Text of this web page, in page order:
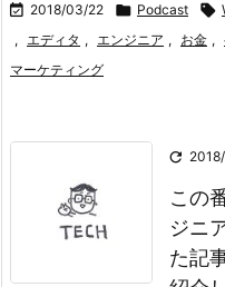
 2018/03/22  Podcast 
, エディタ , エンジニア , お金 ,
マーケティング

この
ジニ
た記